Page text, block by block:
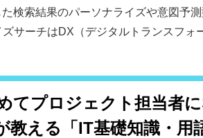
検索結果のパーソナライズや意図予
サーチはDX（デジタルトランスフォ
てプロジェクト担当者
教える「IT基礎知識・用